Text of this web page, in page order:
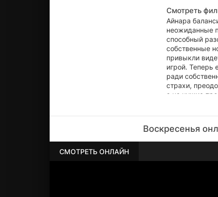
Смотреть
Айнара
неожиданные
способный
собственные
привыкли
игрой. Теперь
ради
страхи,
а не чужие
Воскресенья
СМОТРЕТЬ ОНЛАЙН